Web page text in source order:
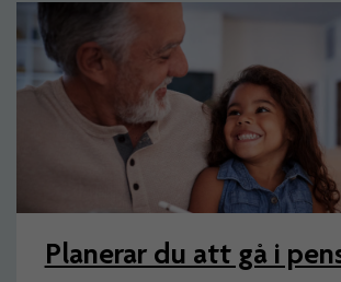
Artiklar
Planerar du att gå i